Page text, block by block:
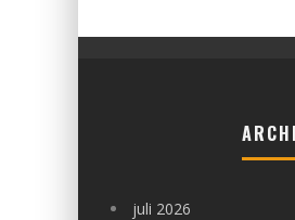
juli 2026